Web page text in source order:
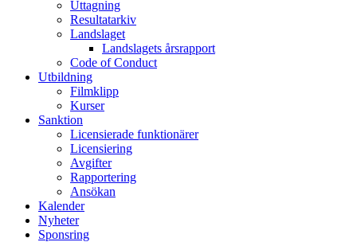
Uttagning
Resultatarkiv
Landslaget
Landslagets årsrapport
Code of Conduct
Utbildning
Filmklipp
Kurser
Sanktion
Licensierade funktionärer
Licensiering
Avgifter
Rapportering
Ansökan
Kalender
Nyheter
Sponsring